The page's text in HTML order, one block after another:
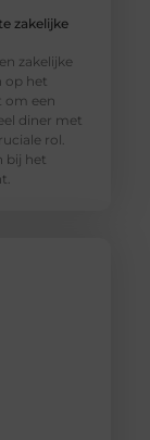
zakelijke
zakelijke
op het
om een
diner met
rol.
bij het